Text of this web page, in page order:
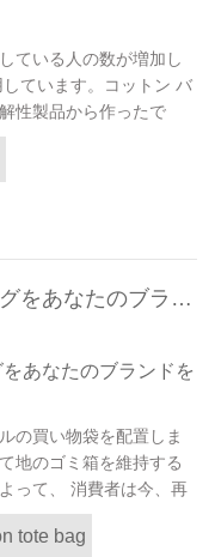
ている人の数が増加し
ています。コットン バ
性製品から作ったで
ります。だけでなく、
比較して、何度も繰り
に耐久性と使用するは
い時間が続き...
地球、環境に優しいトートバッグをあなたのブランドを愛
の買い物袋を配置しま
地のゴミ箱を維持する
って、 消費者は今、再
食料品を運ぶために。
、最適ですまたこの
tote bag